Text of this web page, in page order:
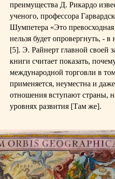
преимущества Д. Рикардо
ученого, профессора
Шумпетера «Это
нельзя будет опровергнуть, -
[5]. Э. Райнерт главной своей
книги считает показать,
международной торговли в
применяется, неуместна и
отношения вступают страны,
уровнях развития [Там же].